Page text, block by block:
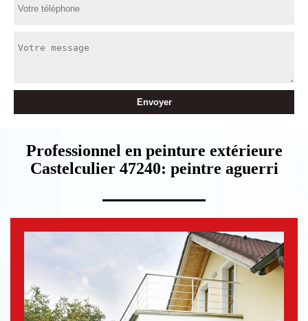
Professionnel en peinture extérieure
Castelculier 47240: peintre aguerri